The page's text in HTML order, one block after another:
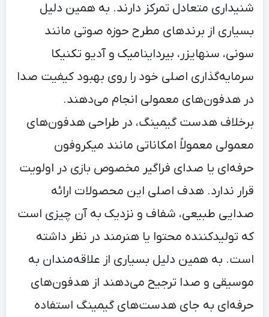
شنیداری متعادل تمرکز دارند. به همین دلیل
بسیاری از برندهای مطرح حوزه صوتی مانند
سونی، سنهایزر، بیرداینامیک و آدیو تکنیکا
سرمایه‌گذاری اصلی خود را روی بهبود کیفیت صدا
در هدفون‌های معمولی انجام می‌دهند.
برخلاف هدست گیمینگ، در طراحی هدفون‌های
معمولی معمولاً امکاناتی مانند میکروفون
حرفه‌ای یا صدای فراگیر مخصوص بازی در اولویت
قرار ندارد. هدف اصلی این محصولات ارائه
صدایی طبیعی، شفاف و نزدیک به آن چیزی است
که تولیدکننده محتوا یا هنرمند در نظر داشته
است. به همین دلیل بسیاری از علاقه‌مندان به
موسیقی و صدا ترجیح می‌دهند از هدفون‌های
حرفه‌ای به جای هدست‌های گیمینگ استفاده